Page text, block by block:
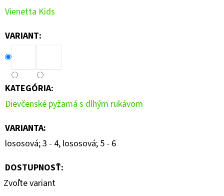
Vienetta Kids
VARIANT:
KATEGÓRIA:
Dievčenské pyžamá s dlhým rukávom
VARIANTA:
lososová; 3 - 4, lososová; 5 - 6
DOSTUPNOSŤ:
Zvoľte variant